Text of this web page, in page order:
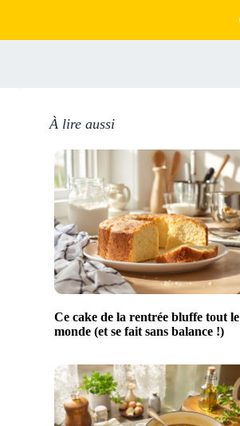
À lire aussi
Ce cake de la rentrée bluffe tout le
monde (et se fait sans balance !)